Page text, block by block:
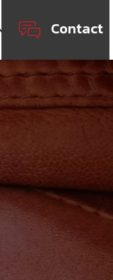
Contact